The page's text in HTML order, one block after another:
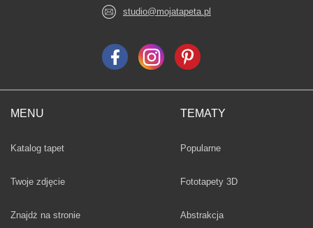
MENU
Katalog tapet
Twoje zdjęcie
Znajdż na stronie
TEMATY
Fototapety
Popularne
Fototapety 3D
Fototapety
Abstrakcja
studio@mojatapeta.pl